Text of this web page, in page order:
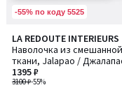
-55% по коду 5525
LA REDOUTE INTERIEURS
Наволочка из смешанной
ткани, Jalapao /
3100 ₽-55%
1395 ₽